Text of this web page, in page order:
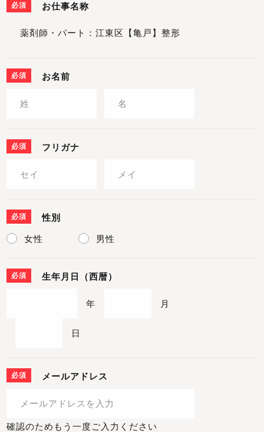
必須 お仕事名称
必須 お名前
必須 フリガナ
必須 性別
女性 男性
必須 生年月日（西暦）
年 月
日
必須 メールアドレス
確認のためもう一度ご入力ください